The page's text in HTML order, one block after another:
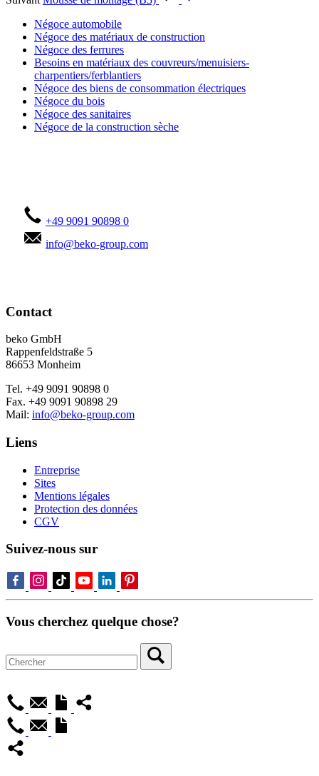
Négoce automobile
Négoce des matériaux de construction
Négoce des ferrures
Besoins en matériaux des couvreurs/menuisiers-
charpentiers/ferblantiers
Négoce des biens de consommation électriques
Négoce du bois
Négoce des sanitaires
Négoce de la construction sèche
+49 9091 90898 0
info@beko-group.com
Contact
beko GmbH
Rappenfeldstraße 5
86653 Monheim
Tel. +49 9091 90898 0
Fax. +49 9091 90898 29
Mail: info@beko-group.com
Liens
Entreprise
Sites
Mentions légales
Protection des données
CGV
Suivez-nous sur
Vous cherchez quelque chose?